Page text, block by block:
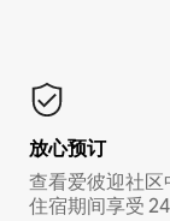
放心预订
查看爱彼迎社
住宿期间享受